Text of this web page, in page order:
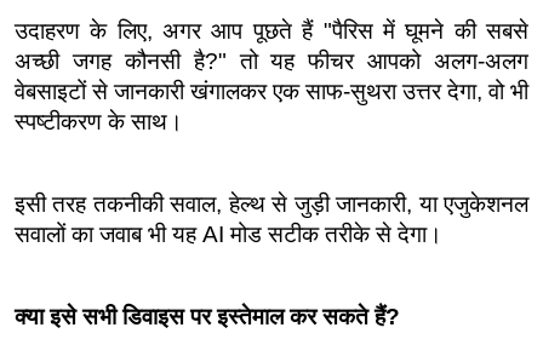
उदाहरण के लिए, अगर आप पूछते हैं "पैरिस में घूमने की सबसे
अच्छी जगह कौनसी है?" तो यह फीचर आपको अलग-अलग
वेबसाइटों से जानकारी खंगालकर एक साफ-सुथरा उत्तर देगा, वो भी
स्पष्टीकरण के साथ।
इसी तरह तकनीकी सवाल, हेल्थ से जुड़ी जानकारी, या एजुकेशनल
सवालों का जवाब भी यह AI मोड सटीक तरीके से देगा।
क्या इसे सभी डिवाइस पर इस्तेमाल कर सकते हैं?